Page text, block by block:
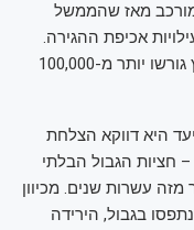
מאז שהממשל
אכיפת ההגירה.
לפי נתונים חלקיים שפורסמו, עד סוף מרץ גורשו יותר מ-100,000
היא דווקא הצלחת
חציות הגבול הבלתי
ביותר מזה עשרות שנים. מכיוון
בגבול, הירידה